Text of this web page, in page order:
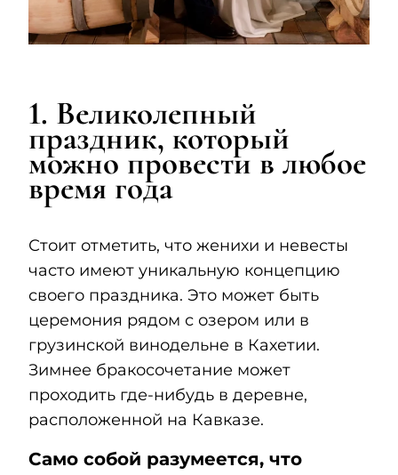
1. Великолепный
праздник, который
можно провести в любое
время года
Стоит отметить, что женихи и невесты
часто имеют уникальную концепцию
своего праздника. Это может быть
церемония рядом с озером или в
грузинской винодельне в Кахетии.
Зимнее бракосочетание может
проходить где-нибудь в деревне,
расположенной на Кавказе.
Само собой разумеется, что